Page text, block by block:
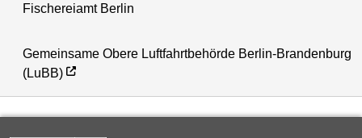
Fischereiamt Berlin
Gemeinsame Obere Luftfahrtbehörde Berlin-Brandenburg
(LuBB)